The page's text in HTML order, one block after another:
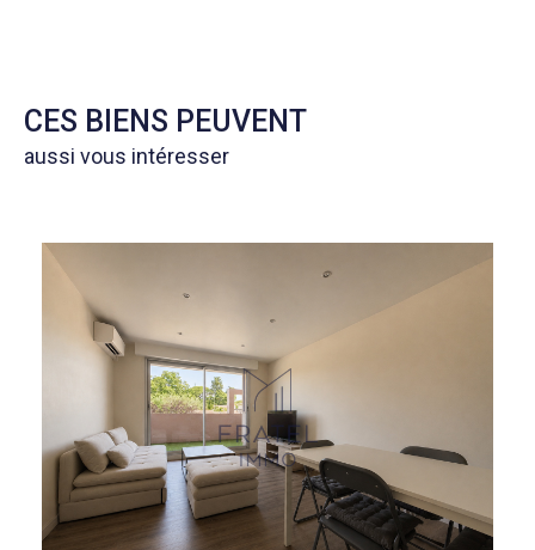
CES BIENS PEUVENT
aussi vous intéresser